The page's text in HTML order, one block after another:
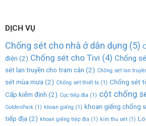
DỊCH VỤ
Chống sét cho nhà ở dân dụng (5)
điện (2) Chống sét cho Tivi (4) Chống
sét lan truyền cho tram cân (2) Chống sét lan
sét mùa mưa (2) Chống sét thiết bị (1) Chống sét
Cấp kiểm định (2) Cọc tiếp địa (1) cột chống
GoldenPark (1) khoan giếng (1) khoan giếng chống
tiếp địa (2) khoan giếng tiệp địa (1) kim thu sét (1)